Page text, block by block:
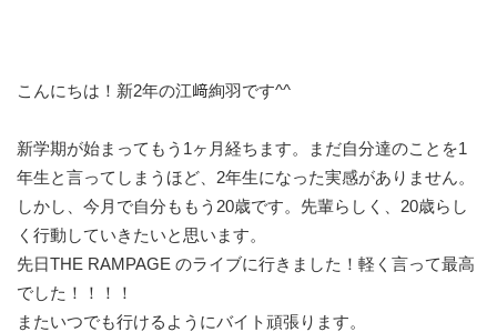
こんにちは！新2年の江﨑絢羽です^^
新学期が始まってもう1ヶ月経ちます。まだ自分達のことを1
年生と言ってしまうほど、2年生になった実感がありません。
しかし、今月で自分ももう20歳です。先輩らしく、20歳らし
く行動していきたいと思います。
先日THE RAMPAGE のライブに行きました！軽く言って最高
でした！！！！
またいつでも行けるようにバイト頑張ります。